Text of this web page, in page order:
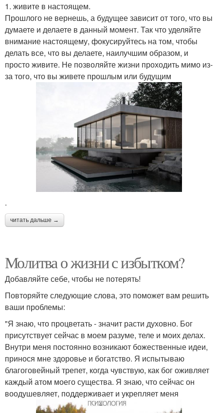
1. живите в настоящем.
Прошлого не вернешь, а будущее зависит от того, что вы
думаете и делаете в данный момент. Так что уделяйте
внимание настоящему, фокусируйтесь на том, чтобы
делать все, что вы делаете, наилучшим образом, и
просто живите. Не позволяйте жизни проходить мимо из-
за того, что вы живете прошлым или будущим
.
читать дальше →
Молитва о жизни с избытком?
Добавляйте себе, чтобы не потерять!
Повторяйте следующие слова, это поможет вам решить
ваши проблемы:
"Я знаю, что процветать - значит расти духовно. Бог
присутствует сейчас в моем разуме, теле и моих делах.
Внутри меня постоянно возникают божественные идеи,
принося мне здоровье и богатство. Я испытываю
благоговейный трепет, когда чувствую, как бог оживляет
каждый атом моего существа. Я знаю, что сейчас он
воодушевляет, поддерживает и укрепляет меня